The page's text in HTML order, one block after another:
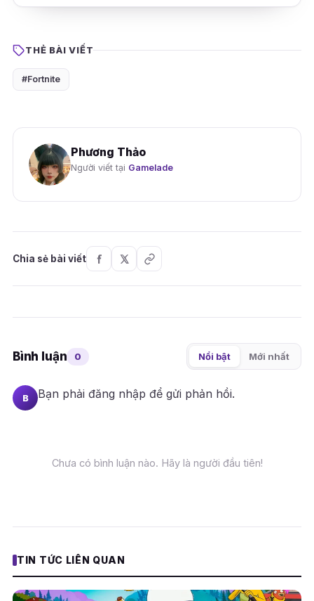
THẺ BÀI VIẾT
#Fortnite
Phương Thảo
Người viết tại Gamelade
Chia sẻ bài viết
Bình luận 0 Nổi bật Mới nhất
B Bạn phải đăng nhập để gửi phản hồi.
Chưa có bình luận nào. Hãy là người đầu tiên!
TIN TỨC LIÊN QUAN